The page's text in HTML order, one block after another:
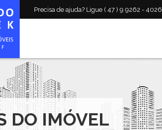
Precisa de ajuda? Ligue ( 47 ) 9 9262 - 4026
DO IMÓVEL